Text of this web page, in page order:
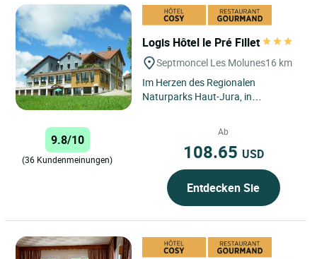
Logis Hôtel le Pré Fillet
Septmoncel Les Molunes16 km
Im Herzen des Regionalen
Naturparks Haut-Jura, in
9.8/10
(36 Kundenmeinungen)
Ab
108.65 USD
Entdecken Sie